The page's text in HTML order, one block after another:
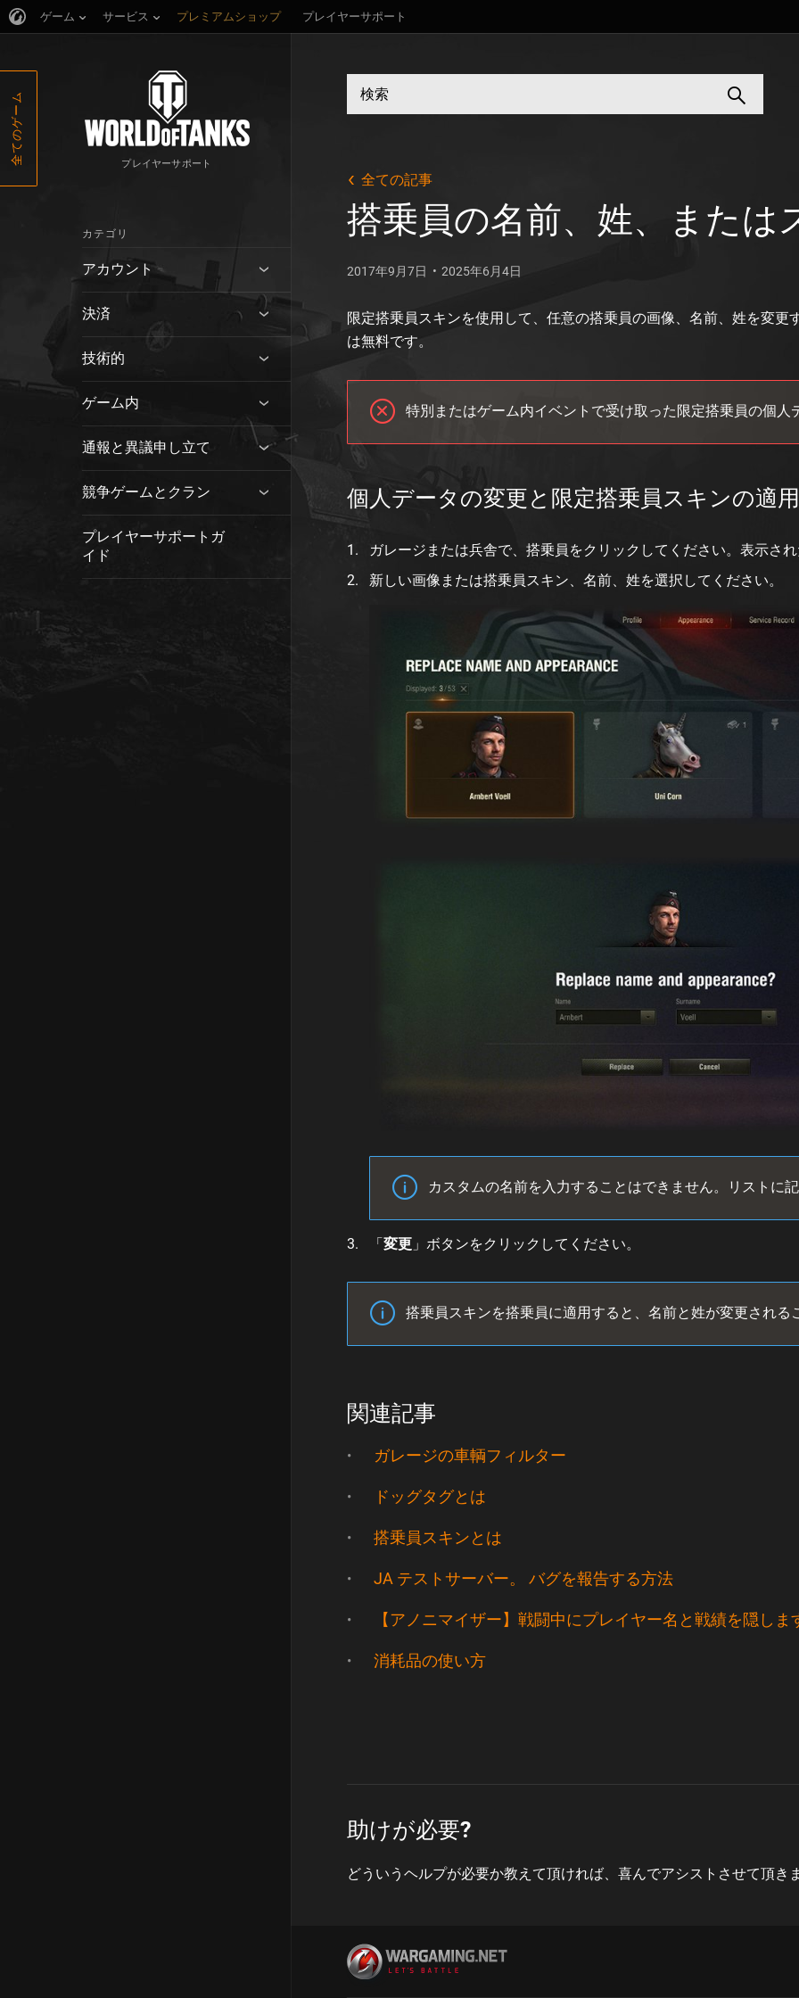
ゲーム サービス プレミアムショップ プレイヤーサポート
全てのゲーム プレイヤーサポート
カテゴリ
アカウント
決済
技術的
ゲーム内
通報と異議申し立て
競争ゲームとクラン
プレイヤーサポートガ
イド
全ての記事
搭乗員の名前、姓、または
2017年9月7日 2025年6月4日
限定搭乗員スキンを使用して、任意の搭乗員の画像、名前、姓を変
は無料です。
特別またはゲーム内イベントで受け取った限定搭乗員の個人
個人データの変更と限定搭乗員スキンの適用
ガレージまたは兵舎で、搭乗員をクリックしてください。表示さ
新しい画像または搭乗員スキン、名前、姓を選択してください。
カスタムの名前を入力することはできません。リストに
「変更 」ボタンをクリックしてください。
搭乗員スキンを搭乗員に適用すると、名前と姓が変更される
関連記事
ガレージの車輌フィルター
ドッグタグとは
搭乗員スキンとは
JA テストサーバー。 バグを報告する方法
【アノニマイザー】戦闘中にプレイヤー名と戦績を隠しま
消耗品の使い方
助けが必要?
どういうヘルプが必要か教えて頂ければ、喜んでアシストさせて頂きま